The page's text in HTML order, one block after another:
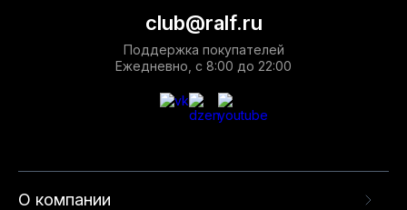
О компании
club@ralf.ru
Поддержка покупателей
Ежедневно, с 8:00 до 22:00